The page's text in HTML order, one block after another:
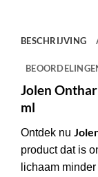
BESCHRIJVING
Jolen
ml
Ontdek nu
product dat is
lichaam